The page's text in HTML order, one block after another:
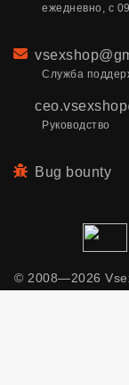
ежедневно, с
Email
Служба
Руководство
Bug bounty
© 2008—2026